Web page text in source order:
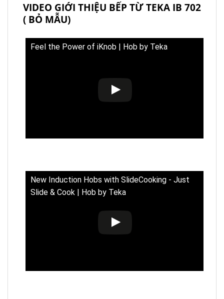
VIDEO GIỚI THIỆU BẾP TỪ TEKA IB 702
( BỎ MẪU)
Feel the Power of iKnob | Hob by Teka
New Induction Hobs with SlideCooking - Just
Slide & Cook | Hob by Teka